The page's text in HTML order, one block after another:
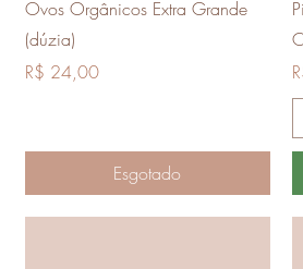
Ovos Orgânicos Extra Grande
(dúzia)
Preço
R$ 24,00
Esgotado